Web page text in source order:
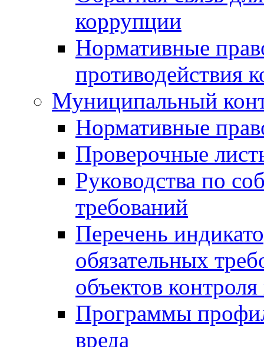
коррупции
Нормативные
противодействия
Муниципальный
Нормативные
Проверочные
Руководства по
требований
Перечень
обязательных
объектов
Программы
вреда